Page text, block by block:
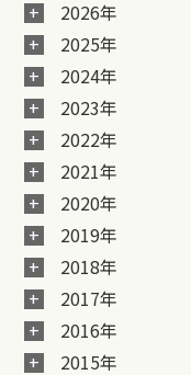
2026年
2025年
2024年
2023年
2022年
2021年
2020年
2019年
2018年
2017年
2016年
2015年